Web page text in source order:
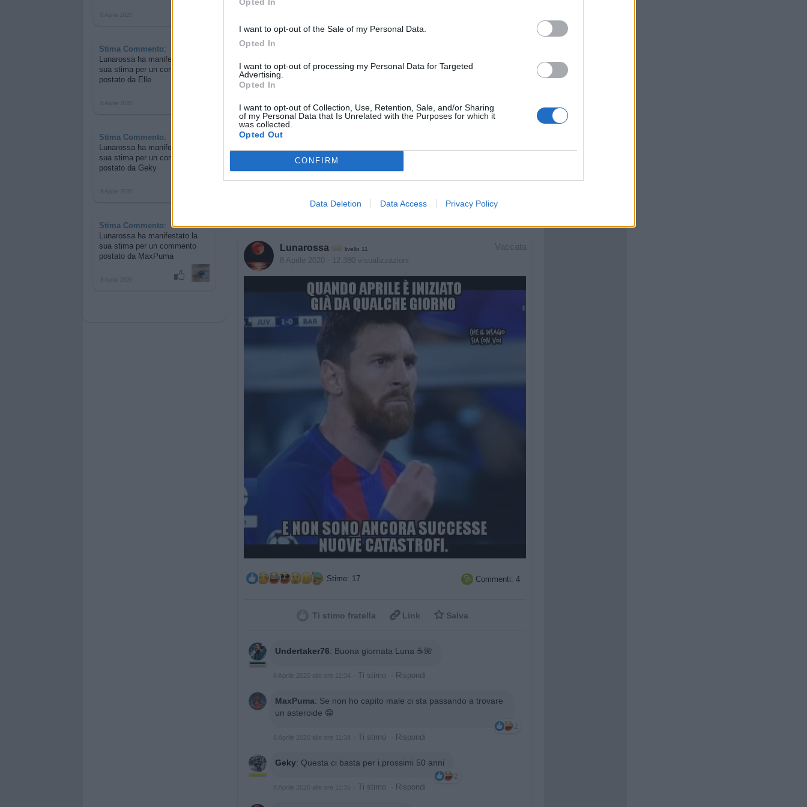
I want to opt-out of the Sale of my Personal Data.
Opted In
I want to opt-out of processing my Personal Data for Targeted
Advertising.
Opted In
I want to opt-out of Collection, Use, Retention, Sale, and/or Sharing
of my Personal Data that Is Unrelated with the Purposes for which it
was collected.
Opted Out
CONFIRM
Data Deletion Data Access Privacy Policy
Stima Commento:
Lunarossa ha manifestato la
sua stima per un commento
postato da Elle
Stima Commento:
Lunarossa ha manifestato la
sua stima per un commento
postato da Geky
Stima Commento:
Lunarossa ha manifestato la
sua stima per un commento
postato da MaxPuma
Nacchero
9 Aprile 2020 alle ore 21:30·Ti stimo·Rispondi
Iris:🤣 🤣 🤣 🤣 🤣
9 Aprile 2020 alle ore 21:32· Ti stimo · Rispondi
Vaccata
Lunarossa livello 11
8 Aprile 2020 - 12.380 visualizzazioni
Stime: 17  Commenti: 4
Ti stimo fratella  Link  Salva
Undertaker76: Buona giornata Luna ☕🌺
8 Aprile 2020 alle ore 11:34 Ti stimo Rispondi
MaxPuma: Se non ho capito male ci sta passando a trovare
un asteroide 😁
2
8 Aprile 2020 alle ore 11:34 Ti stimo Rispondi
Geky: Questa ci basta per i.prossimi 50 anni
2
8 Aprile 2020 alle ore 11:35 Ti stimo Rispondi